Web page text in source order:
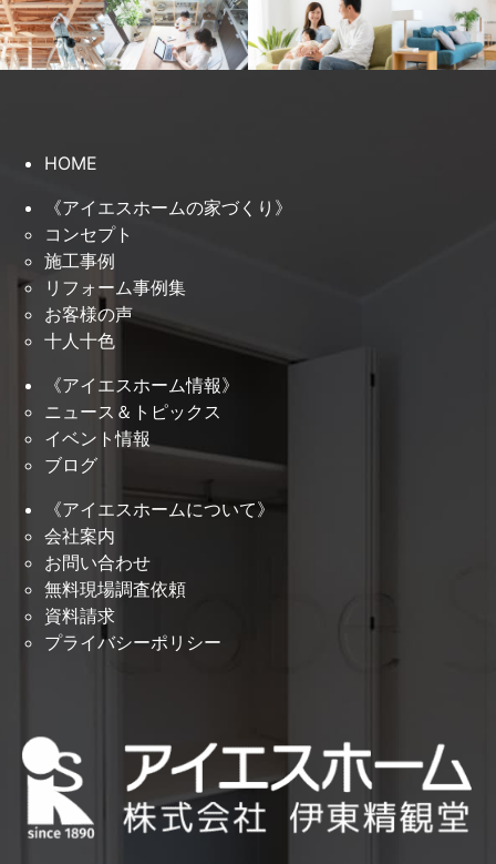
HOME
《アイエスホームの家づくり》
コンセプト
施工事例
リフォーム事例集
お客様の声
十人十色
《アイエスホーム情報》
ニュース＆トピックス
イベント情報
ブログ
《アイエスホームについて》
会社案内
お問い合わせ
無料現場調査依頼
資料請求
プライバシーポリシー